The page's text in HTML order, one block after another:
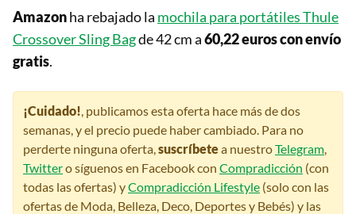
Amazonha rebajado la mochila para portátiles Thule
Crossover Sling Bagde 42 cm a60,22 euros con envío
gratis.
¡Cuidado!, publicamos esta oferta hace más de dos
semanas, y el precio puede haber cambiado. Para no
perderte ninguna oferta,suscríbetea nuestroTelegram,
Twittero síguenos en Facebook con Compradicción (con
todas las ofertas) yCompradicción Lifestyle (solo con las
ofertas de Moda, Belleza, Deco, Deportes y Bebés) y las